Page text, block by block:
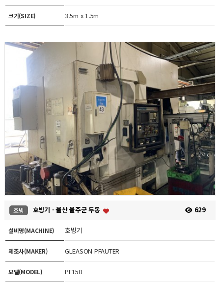
크기(SIZE) 3.5m x 1.5m
호빙 호빙기 - 울산 울주군 두동 629
설비명(MACHINE) 호빙기
제조사(MAKER) GLEASON PFAUTER
모델(MODEL) PE150